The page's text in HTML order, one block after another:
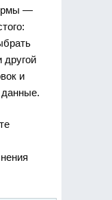
—
другой
и
данные.